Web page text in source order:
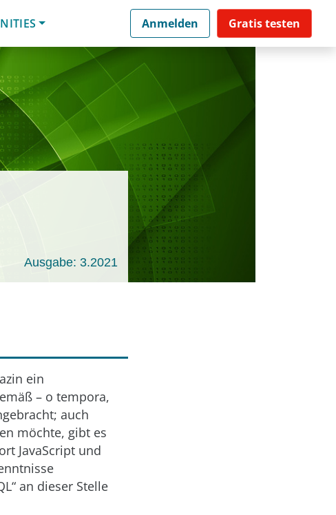
Anmelden Gratis testen
Ausgabe: 3.2021
ein
– o tempora,
auch
möchte, gibt es
JavaScript und
an dieser Stelle